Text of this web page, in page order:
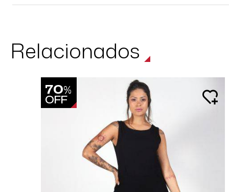
Relacionados
70%
OFF